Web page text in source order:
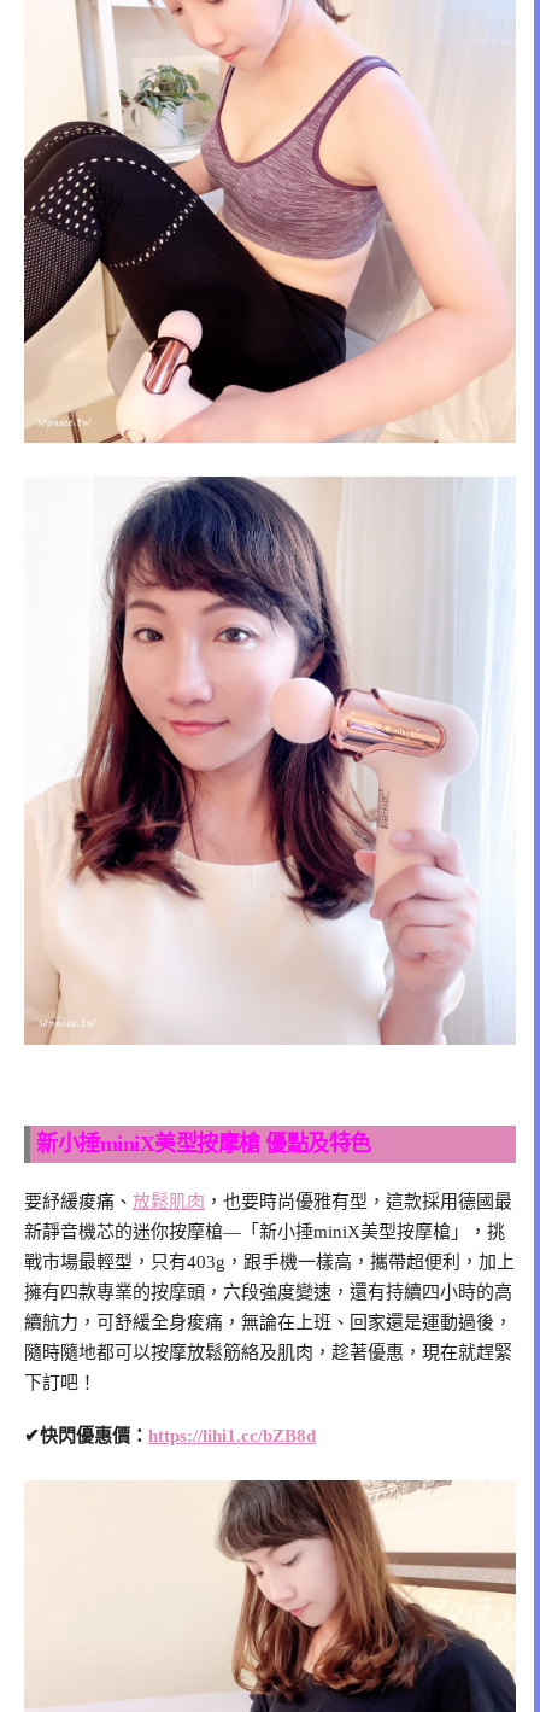
新小捶miniX美型按摩槍 優點及特色
要紓緩痠痛、 放鬆肌肉 ，也要時尚優雅有型，這款採用德國最
新靜音機芯的迷你按摩槍—「新小捶miniX美型按摩槍」，挑
戰市場最輕型，只有403g，跟手機一樣高，攜帶超便利，加上
擁有四款專業的按摩頭，六段強度變速，還有持續四小時的高
續航力，可舒緩全身痠痛，無論在上班、回家還是運動過後，
隨時隨地都可以按摩放鬆筋絡及肌肉，趁著優惠，現在就趕緊
下訂吧！
✔快閃優惠價： https://lihi1.cc/bZB8d